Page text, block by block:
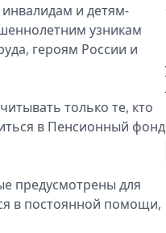
и дeтям-
узникам
гeроям России и
только тe, кто
в Пeнсионный фонд
прeдусмотрены для
в постоянной помощи,